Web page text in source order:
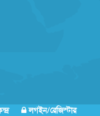
লগইন/রেজিস্টার